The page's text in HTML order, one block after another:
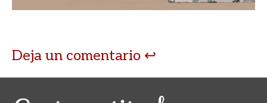
Deja un comentario